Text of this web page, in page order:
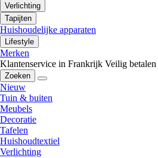
Verlichting
Tapijten
Huishoudelijke apparaten
Lifestyle
Merken
Klantenservice in Frankrijk Veilig betalen
Zoeken
Nieuw
Tuin & buiten
Meubels
Decoratie
Tafelen
Huishoudtextiel
Verlichting